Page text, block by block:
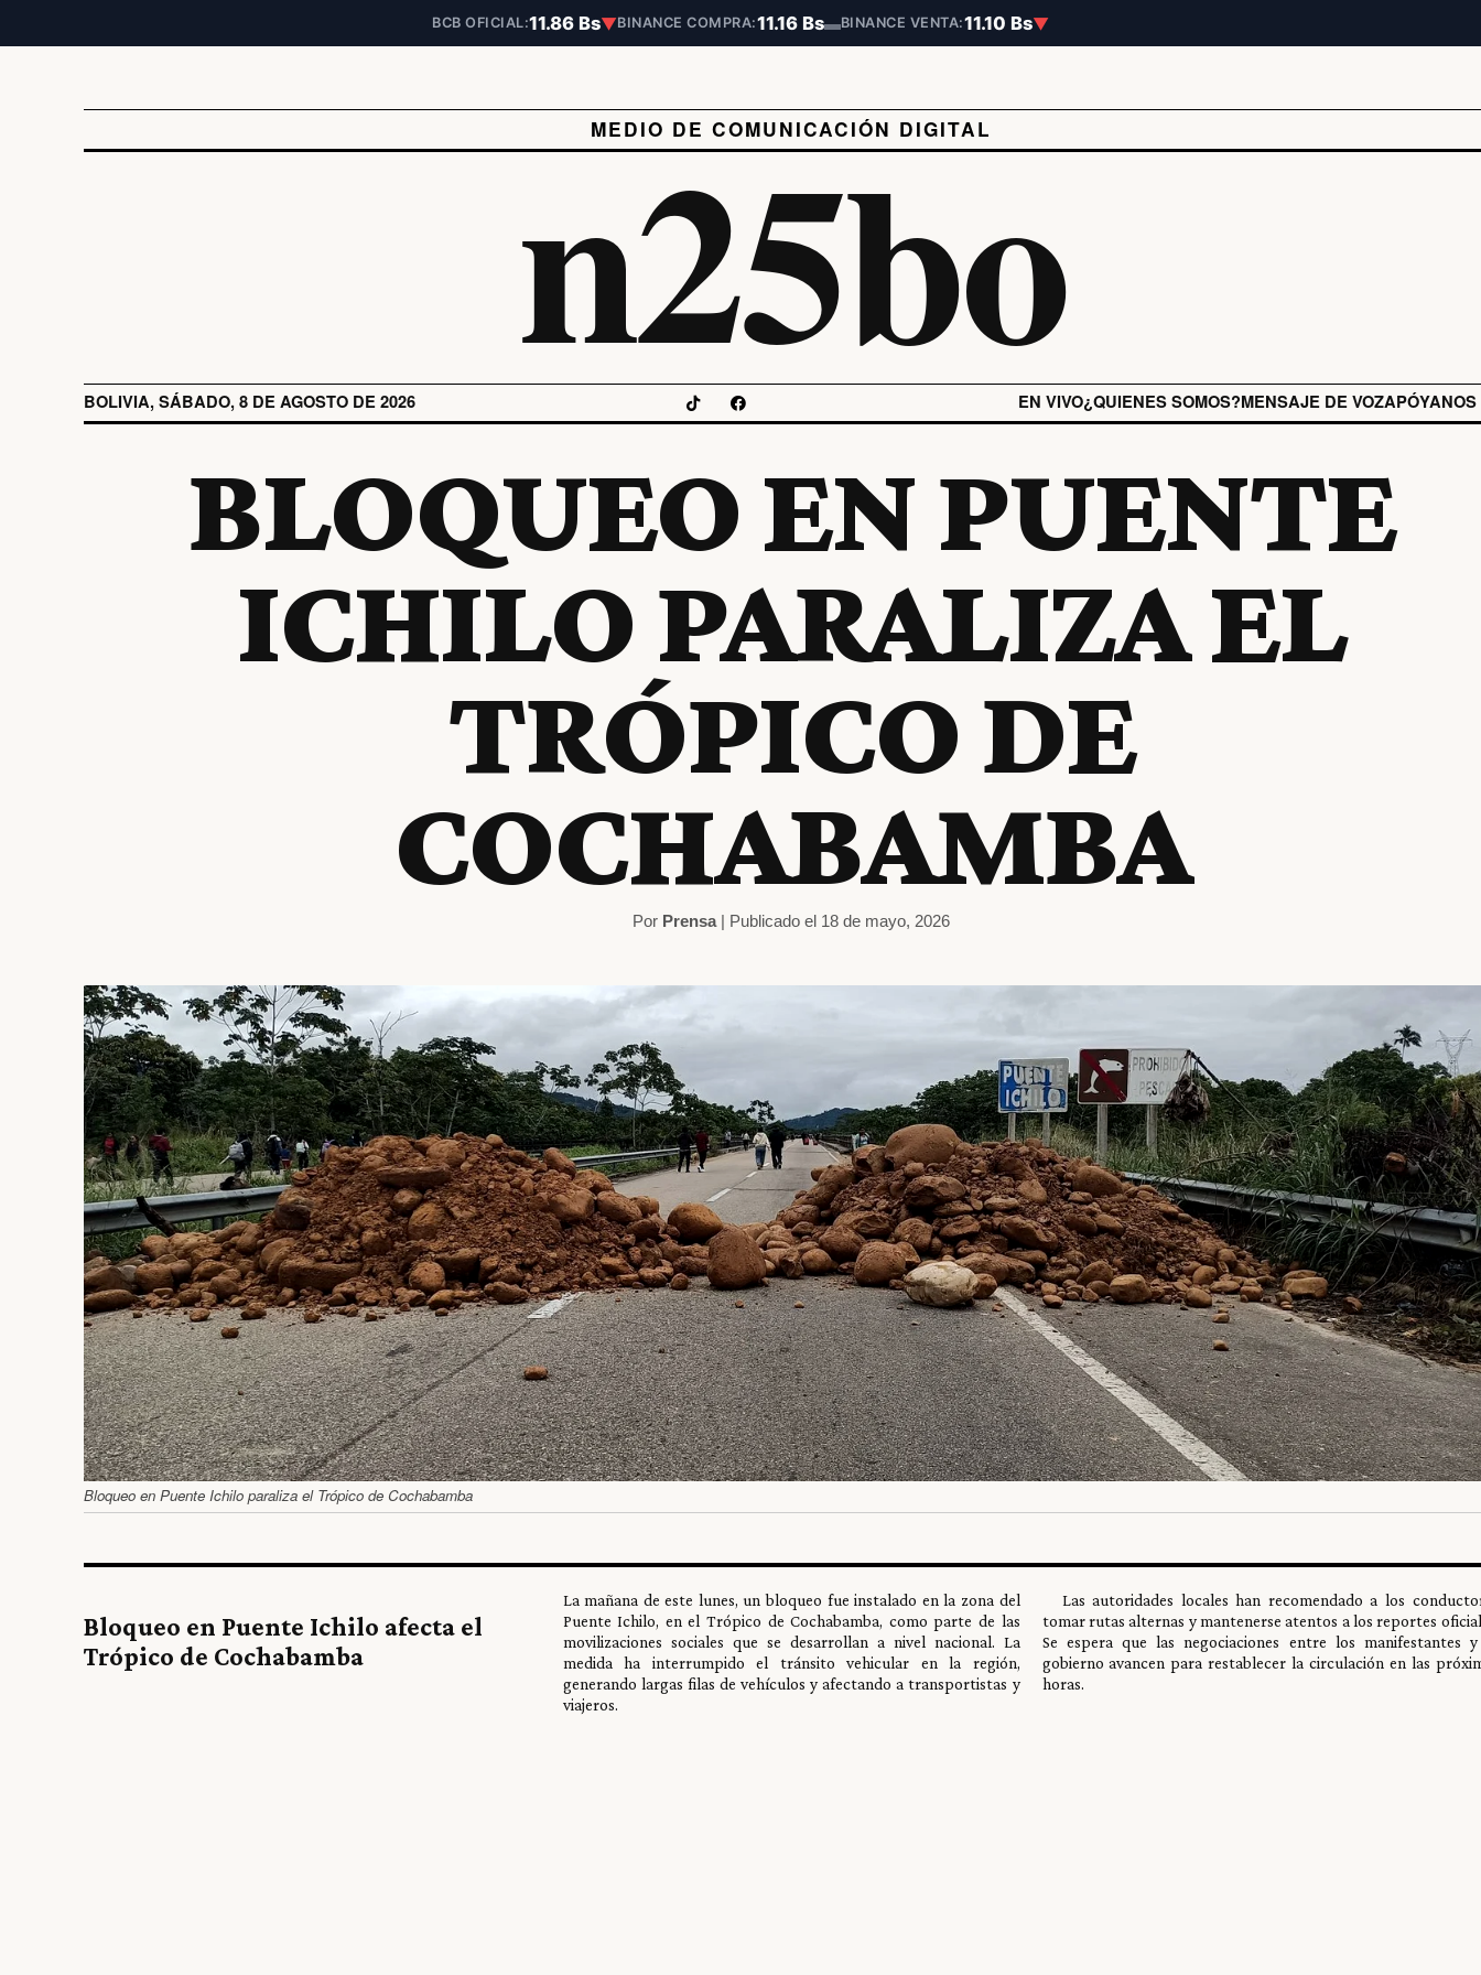
BCB OFICIAL:11.86 Bs▼BINANCE COMPRA:11.16 Bs▬BINANCE VENTA:11.10 Bs▼
MEDIO DE COMUNICACIÓN DIGITAL
n25bo
BOLIVIA, SÁBADO, 8 DE AGOSTO DE 2026 EN VIVO¿QUIENES SOMOS?MENSAJE DE VOZAPÓYANOS
BLOQUEO EN PUENTE
ICHILO PARALIZA EL
TRÓPICO DE
COCHABAMBA
Por Prensa| Publicado el 18 de mayo, 2026
Bloqueo en Puente Ichilo paraliza el Trópico de Cochabamba
Bloqueo en Puente Ichilo afecta el
Trópico de Cochabamba
La mañana de este lunes, un bloqueo fue instalado en la zona del
Puente Ichilo, en el Trópico de Cochabamba, como parte de las
movilizaciones sociales que se desarrollan a nivel nacional. La
medida ha interrumpido el tránsito vehicular en la región,
generando largas filas de vehículos y afectando a transportistas y
viajeros.
Las autoridades locales han recomendado a los
tomar rutas alternas y mantenerse atentos a los reportes
Se espera que las negociaciones entre los manifestantes
gobierno avancen para restablecer la circulación en las
horas.